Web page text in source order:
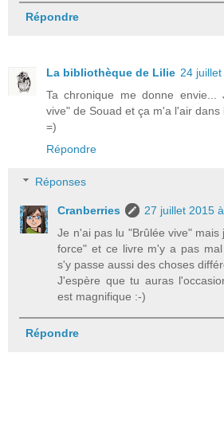
Répondre
La bibliothèque de Lilie 24
Ta chronique me donne envie...
vive" de Souad et ça m'a l'air dans
=)
Répondre
Réponses
Cranberries
27 juillet 2015
Je n'ai pas lu "Brûlée vive"
force" et ce livre m'y a pas
s'y passe aussi des choses
J'espère que tu auras
est magnifique :-)
Répondre